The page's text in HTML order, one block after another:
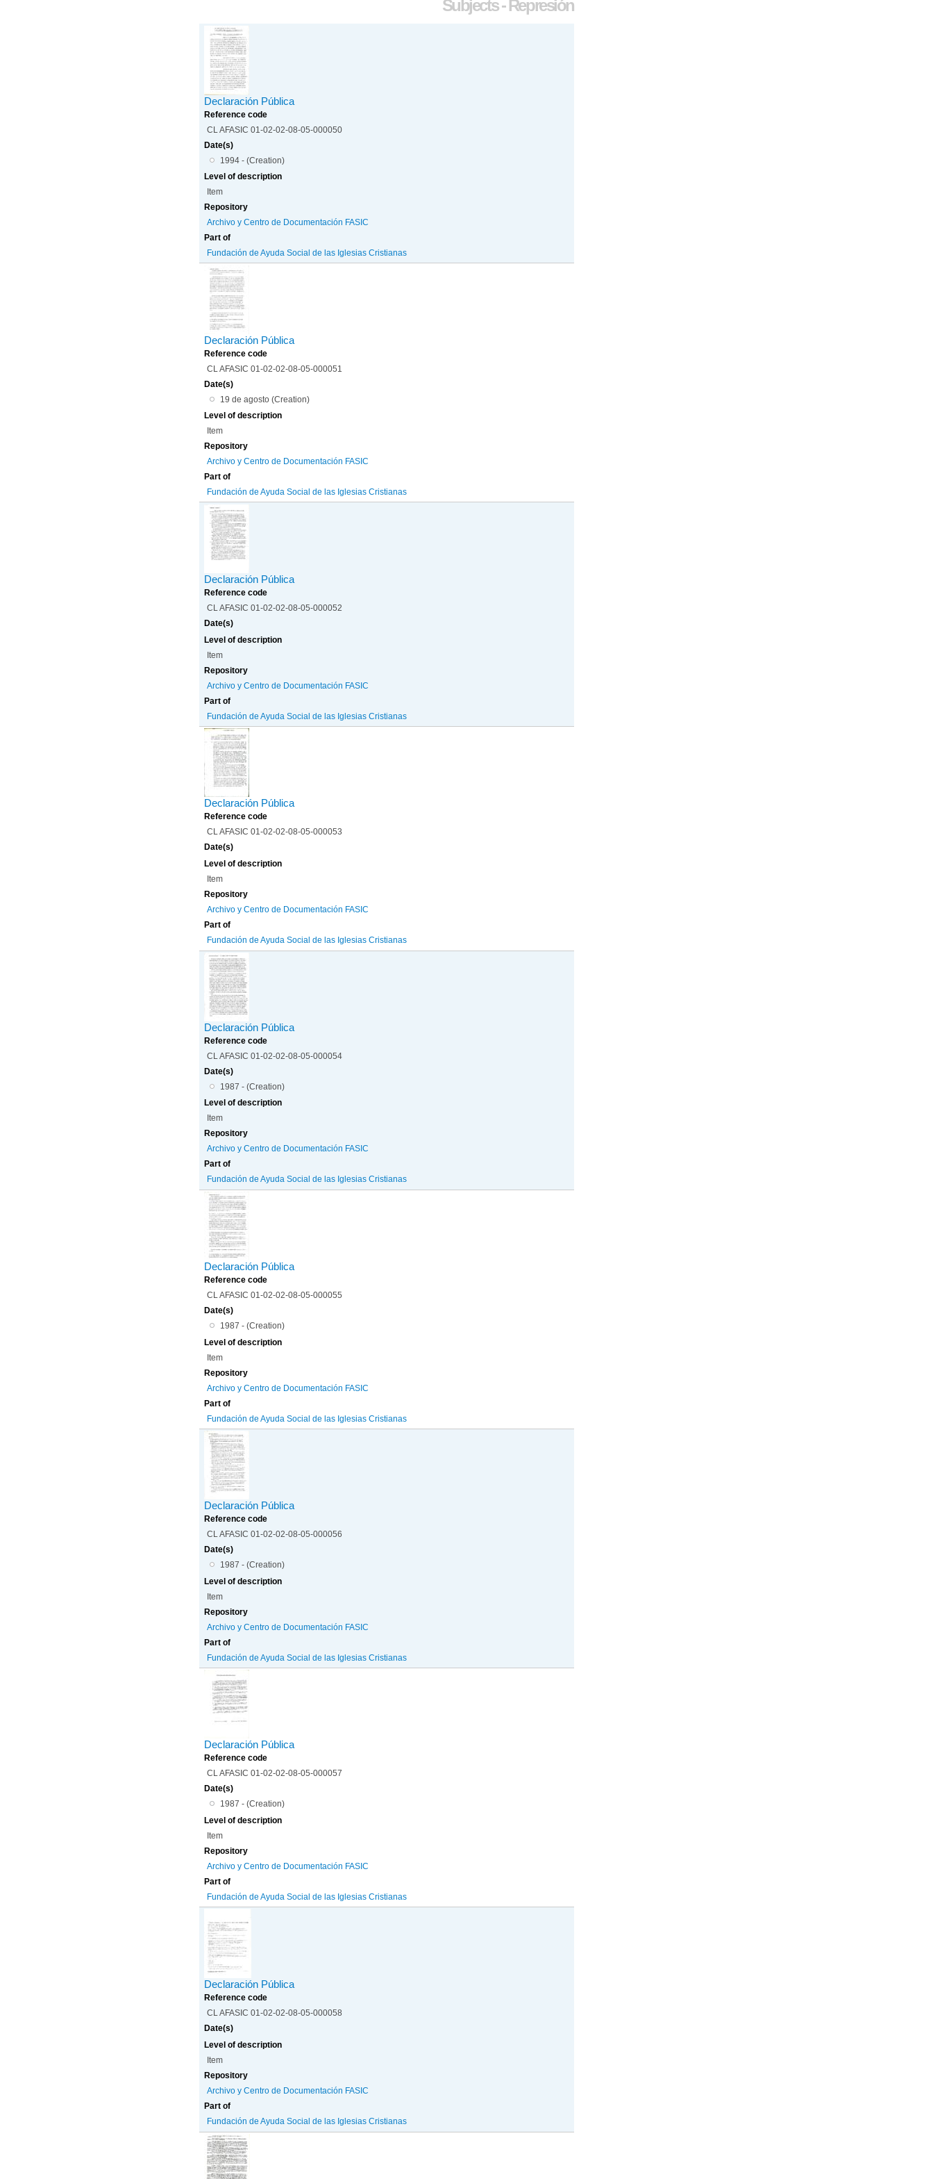
Subjects - Represión
Declaración Pública
Reference code
CL AFASIC 01-02-02-08-05-000050
Date(s)
1994 - (Creation)
Level of description
Item
Repository
Archivo y Centro de Documentación FASIC
Part of
Fundación de Ayuda Social de las Iglesias Cristianas
Declaración Pública
Reference code
CL AFASIC 01-02-02-08-05-000051
Date(s)
19 de agosto (Creation)
Level of description
Item
Repository
Archivo y Centro de Documentación FASIC
Part of
Fundación de Ayuda Social de las Iglesias Cristianas
Declaración Pública
Reference code
CL AFASIC 01-02-02-08-05-000052
Date(s)
Level of description
Item
Repository
Archivo y Centro de Documentación FASIC
Part of
Fundación de Ayuda Social de las Iglesias Cristianas
Declaración Pública
Reference code
CL AFASIC 01-02-02-08-05-000053
Date(s)
Level of description
Item
Repository
Archivo y Centro de Documentación FASIC
Part of
Fundación de Ayuda Social de las Iglesias Cristianas
Declaración Pública
Reference code
CL AFASIC 01-02-02-08-05-000054
Date(s)
1987 - (Creation)
Level of description
Item
Repository
Archivo y Centro de Documentación FASIC
Part of
Fundación de Ayuda Social de las Iglesias Cristianas
Declaración Pública
Reference code
CL AFASIC 01-02-02-08-05-000055
Date(s)
1987 - (Creation)
Level of description
Item
Repository
Archivo y Centro de Documentación FASIC
Part of
Fundación de Ayuda Social de las Iglesias Cristianas
Declaración Pública
Reference code
CL AFASIC 01-02-02-08-05-000056
Date(s)
1987 - (Creation)
Level of description
Item
Repository
Archivo y Centro de Documentación FASIC
Part of
Fundación de Ayuda Social de las Iglesias Cristianas
Declaración Pública
Reference code
CL AFASIC 01-02-02-08-05-000057
Date(s)
1987 - (Creation)
Level of description
Item
Repository
Archivo y Centro de Documentación FASIC
Part of
Fundación de Ayuda Social de las Iglesias Cristianas
Declaración Pública
Reference code
CL AFASIC 01-02-02-08-05-000058
Date(s)
Level of description
Item
Repository
Archivo y Centro de Documentación FASIC
Part of
Fundación de Ayuda Social de las Iglesias Cristianas